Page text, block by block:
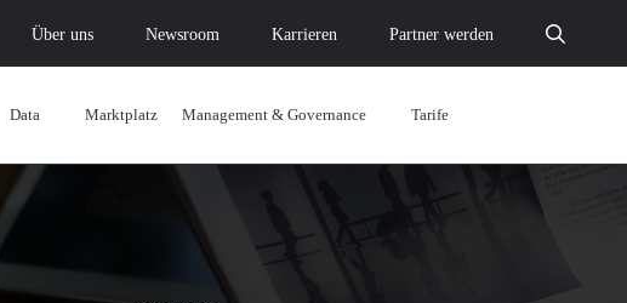
Über uns Newsroom Karrieren Partner werden
Data Marktplatz Management & Governance Tarife